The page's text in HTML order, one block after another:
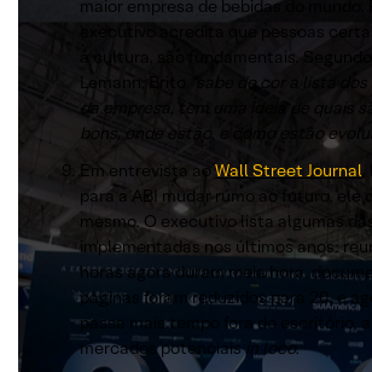
maior empresa de bebidas do mundo.
executivo acredita que pessoas
a cultura, são fundamentais.
Lemann, Brito
“sabe de cor a lista
da empresa, tem uma ideia de quais
bons, onde estão, e como estão
Em entrevista ao Wall Street Journal,
para a ABI mudar rumo ao futuro, ele
mesmo. O executivo lista algumas
implementadas nos últimos anos:
horas agora duram meia hora,
páginas foram reduzidos para 20, e
passa mais tempo fora do escritório,
mercados potenciaisin loco.